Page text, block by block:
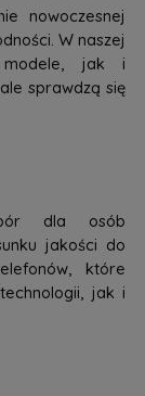
nowoczesnej
W naszej
modele, jak i
sprawdzą się
dla osób
jakości do
które
jak i